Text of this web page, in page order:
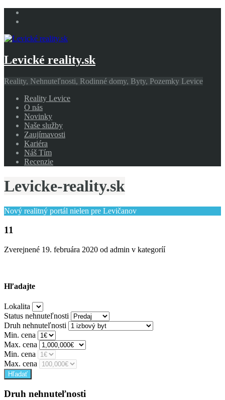
Levické reality.sk
Reality, Nehnuteľnosti, Rodinné domy, Byty, Pozemky Levice
Reality Levice
O nás
Novinky
Naše služby
Zaujímavosti
Kariéra
Náš Tím
Recenzie
Levicke-reality.sk
Nový realitný portál nielen pre Levičanov
11
Zverejnené 19. februára 2020 od admin v kategoríí
Hľadajte
Lokalita
Status nehnuteľnosti
Druh nehnuteľnosti
Min. cena
Max. cena
Min. cena
Max. cena
Druh nehnuteľnosti